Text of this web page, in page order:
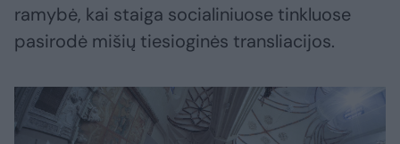
ramybė, kai staiga socialiniuose tinkluose
pasirodė mišių tiesioginės transliacijos.